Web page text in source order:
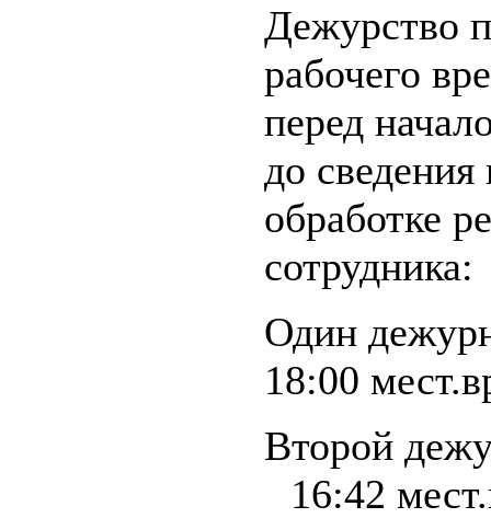
Дежурство
рабочего
перед
до
обработке
сотрудника:
Один
18:00
Второй
16:42